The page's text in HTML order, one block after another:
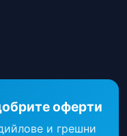
оферти
и грешни